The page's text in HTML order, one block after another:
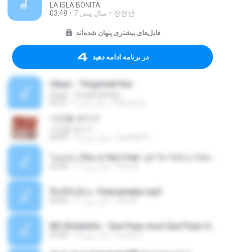
LA ISLA BONITA
03:48
7 سال پیش 장정선
فایل‌های بیشتری پنهان شده‌اند
در برنامه ادامه دهید
Ukays - Tergamak Kau
사진을 보다가
พื้นที่ซับซ้อน -Peacemaker.mp3